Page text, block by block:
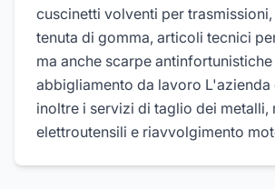
cuscinetti volventi per trasmissioni,
tenuta di gomma, articoli tecnici
ma anche scarpe antinfortunistiche
abbigliamento da lavoro L'azienda
inoltre i servizi di taglio dei metalli,
elettroutensili e riavvolgimento